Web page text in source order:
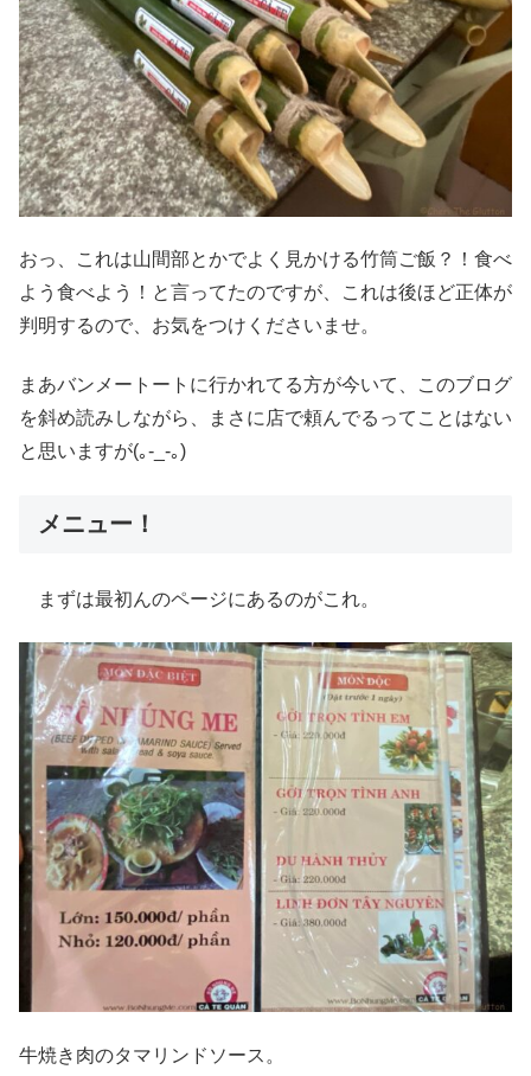
おっ、これは山間部とかでよく見かける竹筒ご飯？！食べ
よう食べよう！と言ってたのですが、これは後ほど正体が
判明するので、お気をつけくださいませ。
まあバンメートートに行かれてる方が今いて、このブログ
を斜め読みしながら、まさに店で頼んでるってことはない
と思いますが(｡-_-｡)
メニュー！
まずは最初んのページにあるのがこれ。
牛焼き肉のタマリンドソース。